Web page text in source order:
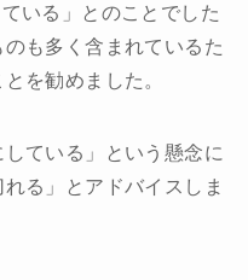
いる」とのことでした
も多く含まれているた
を勧めました。
している」という懸念に
る」とアドバイスしま